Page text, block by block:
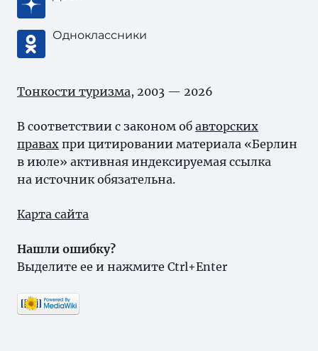
Одноклассники
Тонкости туризма, 2003 — 2026
В соответствии с законом об авторских
правах при цитировании материала «Берлин
в июле» активная индексируемая ссылка
на источник обязательна.
Карта сайта
Нашли ошибку?
Выделите ее и нажмите Ctrl+Enter